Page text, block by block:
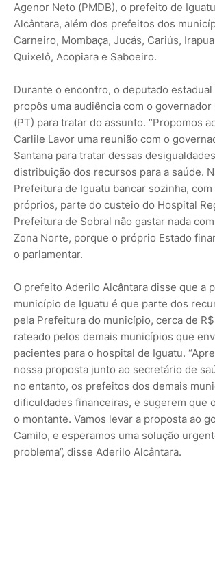
Agenor Neto (PMDB), o prefeito de
Alcântara, além dos prefeitos dos
Carneiro, Mombaça, Jucás, Cariús,
Quixelô, Acopiara e Saboeiro.
Durante o encontro, o deputado
propôs uma audiência com o governador
(PT) para tratar do assunto. “Propomos
Carlile Lavor uma reunião com o
Santana para tratar dessas
distribuição dos recursos para a saúde.
Prefeitura de Iguatu bancar sozinha,
próprios, parte do custeio do Hospital
Prefeitura de Sobral não gastar nada
Zona Norte, porque o próprio Estado
o parlamentar.
O prefeito Aderilo Alcântara disse que a
município de Iguatu é que parte dos
pela Prefeitura do município, cerca de
rateado pelos demais municípios que
pacientes para o hospital de Iguatu.
nossa proposta junto ao secretário de
no entanto, os prefeitos dos demais
dificuldades financeiras, e sugerem que
o montante. Vamos levar a proposta ao
Camilo, e esperamos uma solução
problema”, disse Aderilo Alcântara.